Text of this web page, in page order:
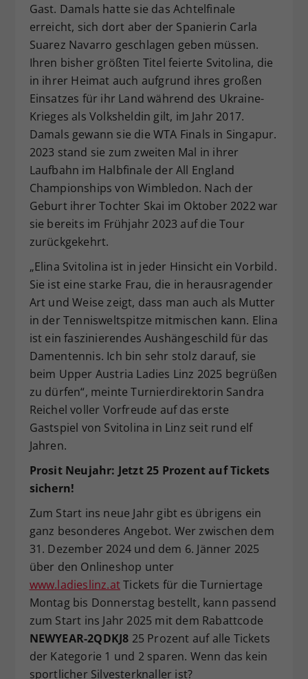
Gast. Damals hatte sie das Achtelfinale
erreicht, sich dort aber der Spanierin Carla
Suarez Navarro geschlagen geben müssen.
Ihren bisher größten Titel feierte Svitolina, die
in ihrer Heimat auch aufgrund ihres großen
Einsatzes für ihr Land während des Ukraine-
Krieges als Volksheldin gilt, im Jahr 2017.
Damals gewann sie die WTA Finals in Singapur.
2023 stand sie zum zweiten Mal in ihrer
Laufbahn im Halbfinale der All England
Championships von Wimbledon. Nach der
Geburt ihrer Tochter Skai im Oktober 2022 war
sie bereits im Frühjahr 2023 auf die Tour
zurückgekehrt.
„Elina Svitolina ist in jeder Hinsicht ein Vorbild.
Sie ist eine starke Frau, die in herausragender
Art und Weise zeigt, dass man auch als Mutter
in der Tennisweltspitze mitmischen kann. Elina
ist ein faszinierendes Aushängeschild für das
Damentennis. Ich bin sehr stolz darauf, sie
beim Upper Austria Ladies Linz 2025 begrüßen
zu dürfen“, meinte Turnierdirektorin Sandra
Reichel voller Vorfreude auf das erste
Gastspiel von Svitolina in Linz seit rund elf
Jahren.
Prosit Neujahr: Jetzt 25 Prozent auf Tickets
sichern!
Zum Start ins neue Jahr gibt es übrigens ein
ganz besonderes Angebot. Wer zwischen dem
31. Dezember 2024 und dem 6. Jänner 2025
über den Onlineshop unter
www.ladieslinz.atTickets für die Turniertage
Montag bis Donnerstag bestellt, kann passend
zum Start ins Jahr 2025 mit dem Rabattcode
NEWYEAR-2QDKJ8 25 Prozent auf alle Tickets
der Kategorie 1 und 2 sparen. Wenn das kein
sportlicher Silvesterknaller ist?